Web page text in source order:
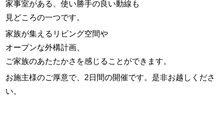
家事室がある、使い勝手の良い動線も
見どころの一つです。
家族が集えるリビング空間や
オープンな外構計画、
ご家族のあたたかさを感じることができます。
お施主様のご厚意で、2日間の開催です。是非お越しくださ
い。